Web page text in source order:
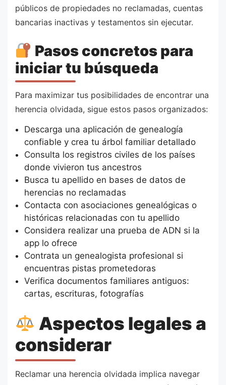
públicos de propiedades no reclamadas, cuentas
bancarias inactivas y testamentos sin ejecutar.
Pasos concretos para
iniciar tu búsqueda
Para maximizar tus posibilidades de encontrar una
herencia olvidada, sigue estos pasos organizados:
Descarga una aplicación de genealogía
confiable y crea tu árbol familiar detallado
Consulta los registros civiles de los países
donde vivieron tus ancestros
Busca tu apellido en bases de datos de
herencias no reclamadas
Contacta con asociaciones genealógicas o
históricas relacionadas con tu apellido
Considera realizar una prueba de ADN si la
app lo ofrece
Contrata un genealogista profesional si
encuentras pistas prometedoras
Verifica documentos familiares antiguos:
cartas, escrituras, fotografías
Aspectos legales a
considerar
Reclamar una herencia olvidada implica navegar